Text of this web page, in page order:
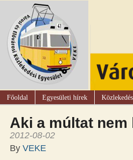
Főoldal Egyesületi hírek
Aki a múltat
2012-08-02
By VEKE